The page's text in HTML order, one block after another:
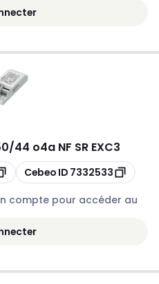
44 o4a NF SR EXC3
Copier
Cebeo ID 7332533
compte pour accéder au